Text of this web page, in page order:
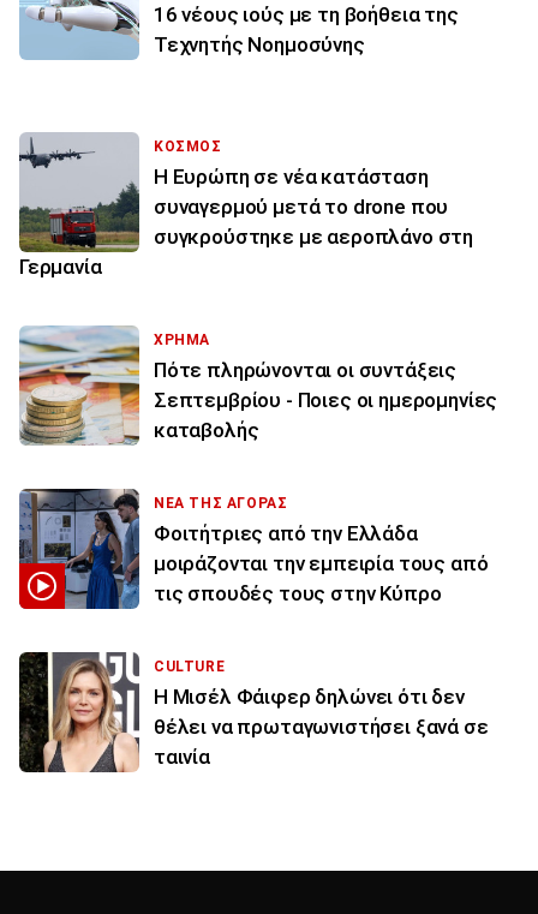
16 νέους ιούς με τη βοήθεια της
Τεχνητής Νοημοσύνης
ΚΟΣΜΟΣ
Η Ευρώπη σε νέα κατάσταση
συναγερμού μετά το drone που
συγκρούστηκε με αεροπλάνο στη
Γερμανία
ΧΡΗΜΑ
Πότε πληρώνονται οι συντάξεις
Σεπτεμβρίου - Ποιες οι ημερομηνίες
καταβολής
ΝΕΑ ΤΗΣ ΑΓΟΡΑΣ
Φοιτήτριες από την Ελλάδα
μοιράζονται την εμπειρία τους από
τις σπουδές τους στην Κύπρο
CULTURE
Η Μισέλ Φάιφερ δηλώνει ότι δεν
θέλει να πρωταγωνιστήσει ξανά σε
ταινία